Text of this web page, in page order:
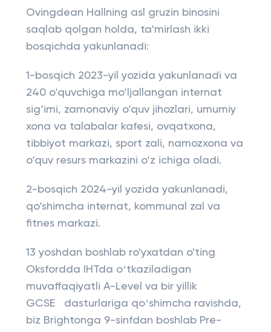
Ovingdean Hallning asl gruzin binosini
saqlab qolgan holda, ta'mirlash ikki
bosqichda yakunlanadi:
1-bosqich 2023-yil yozida yakunlanadi va
240 o‘quvchiga mo‘ljallangan internat
sig‘imi, zamonaviy o‘quv jihozlari, umumiy
xona va talabalar kafesi, ovqatxona,
tibbiyot markazi, sport zali, namozxona va
o‘quv resurs markazini o‘z ichiga oladi.
2-bosqich 2024-yil yozida yakunlanadi,
qo‘shimcha internat, kommunal zal va
fitnes markazi.
13 yoshdan boshlab ro'yxatdan o'ting
Oksfordda IHTda oʻtkaziladigan
muvaffaqiyatli A-Level va bir yillik
GCSE dasturlariga qoʻshimcha ravishda,
biz Brightonga 9-sinfdan boshlab Pre-